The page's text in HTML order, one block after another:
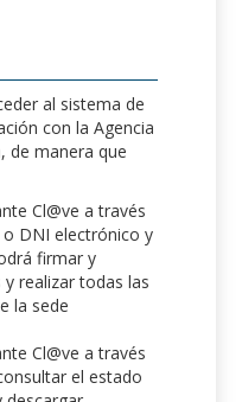
al sistema de
con la Agencia
de manera que
Cl@ve a través
DNI electrónico y
firmar y
realizar todas las
la sede
Cl@ve a través
el estado